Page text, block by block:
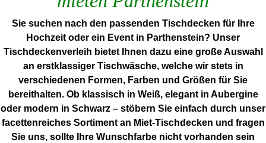
Sie suchen nach den passenden Tischdecken für Ihre
Hochzeit oder ein Event in Parthenstein? Unser
Tischdeckenverleih bietet Ihnen dazu eine große Auswahl
an erstklassiger Tischwäsche, welche wir stets in
verschiedenen Formen, Farben und Größen für Sie
bereithalten. Ob klassisch in Weiß, elegant in Aubergine
oder modern in Schwarz – stöbern Sie einfach durch unser
facettenreiches Sortiment an Miet-Tischdecken und fragen
Sie uns, sollte Ihre Wunschfarbe nicht vorhanden sein